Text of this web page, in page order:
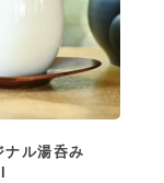
ナル湯呑み